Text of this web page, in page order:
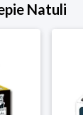
Natuli